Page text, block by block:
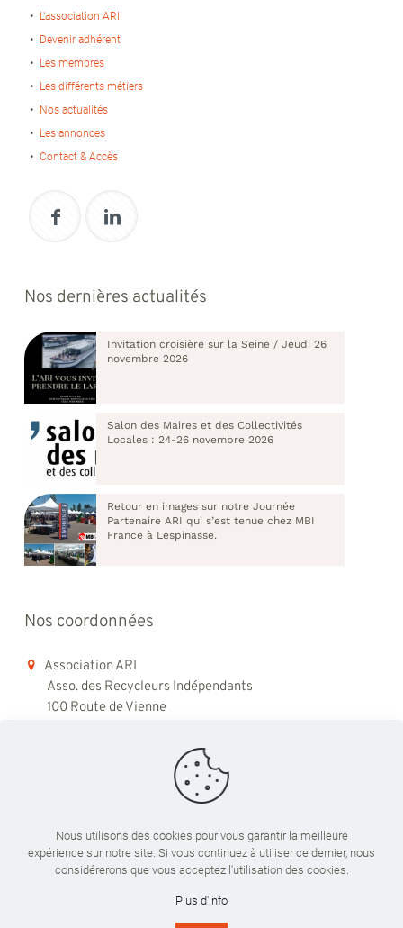
L’association ARI
Devenir adhérent
Les membres
Les différents métiers
Nos actualités
Les annonces
Contact & Accès
Nos dernières actualités
Invitation croisière sur la Seine / Jeudi 26
novembre 2026
Salon des Maires et des Collectivités
Locales : 24-26 novembre 2026
Retour en images sur notre Journée
Partenaire ARI qui s’est tenue chez MBI
France à Lespinasse.
Nos coordonnées
Association ARI
Asso. des Recycleurs Indépendants
100 Route de Vienne
Du lundi au vendredi
09:00 - 18:00
Nous utilisons des cookies pour vous garantir la meilleure
expérience sur notre site. Si vous continuez à utiliser ce dernier, nous
considérerons que vous acceptez l'utilisation des cookies.
Plus d'info